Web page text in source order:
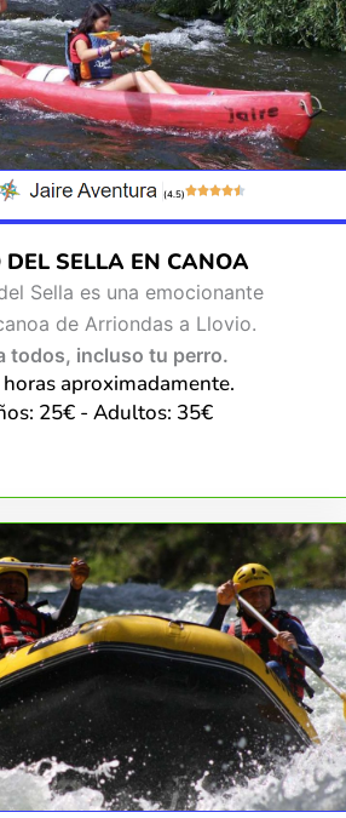
(4.5)
DEL SELLA EN CANOA
Sella es una emocionante
de Arriondas a Llovio.
todos, incluso tu perro.
aproximadamente.
25€ - Adultos: 35€